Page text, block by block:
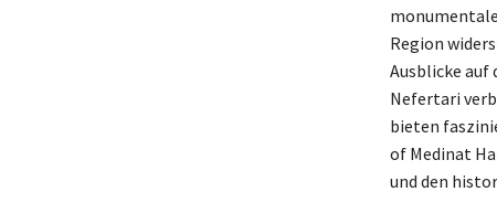
Region
Ausblicke auf
Nefertari
bieten
of Medinat
und den